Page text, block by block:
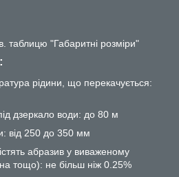
таблицю "Габаритні розміри"
рідини, що перекачується:
дзеркало води: до 80 м
від 250 до 350 мм
абразив у виваженому
тощо): не більш ніж 0.25%